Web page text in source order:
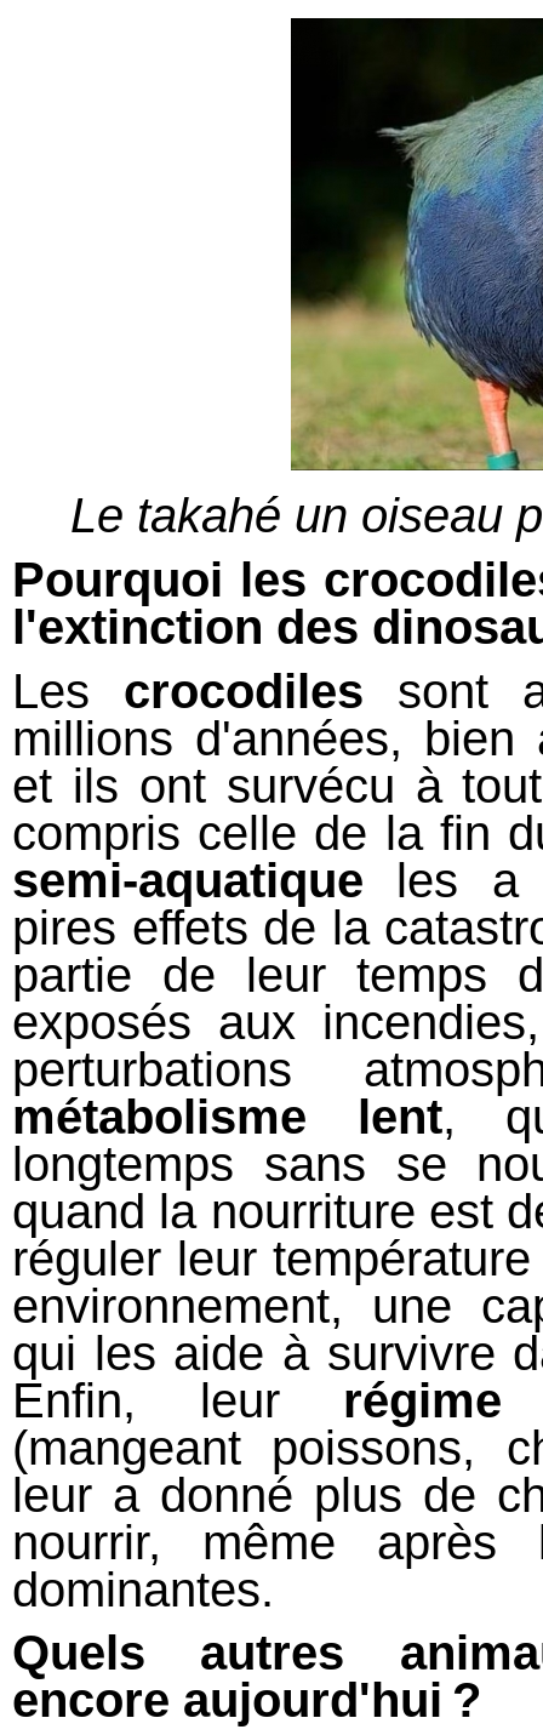
Le takahé un oiseau
Pourquoi les
l'extinction des
Les crocodiles sont
millions d'années,
et ils ont survécu à
compris celle de la fin
semi-aquatique les a
pires effets de la
partie de leur temps
exposés aux
perturbations
métabolisme lent,
longtemps sans se
quand la nourriture est
réguler leur
environnement, une
qui les aide à survivre
Enfin, leur régime
(mangeant poissons,
leur a donné plus de
nourrir, même après
dominantes.
Quels autres
encore aujourd'hui ?